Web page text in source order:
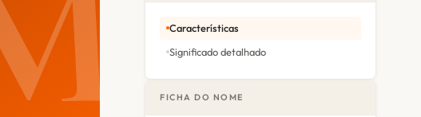
Características
Significado detalhado
FICHA DO NOME